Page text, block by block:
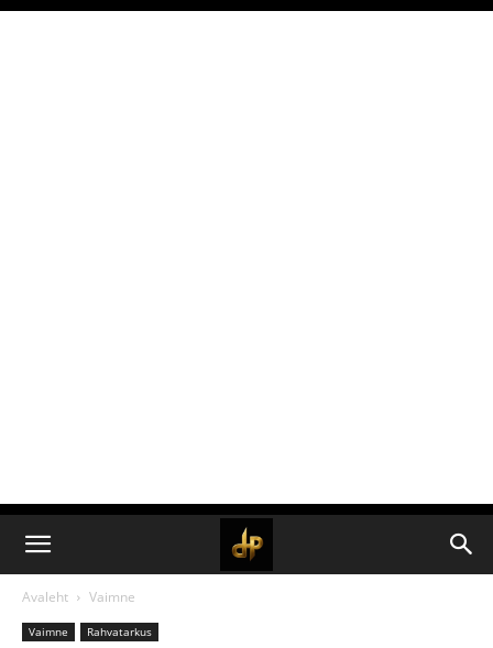
Avaleht Vaimne
Vaimne Rahvatarkus